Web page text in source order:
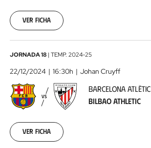
14
Ver ficha
Barcelona
Atlètic
Bilbao
Athletic 2024-
22
JORNADA 18 | TEMP. 2024-25
22/12/2024 16:30h Johan Cruyff
VS
BARCELONA ATLÈTIC
BILBAO ATHLETIC
Ver ficha